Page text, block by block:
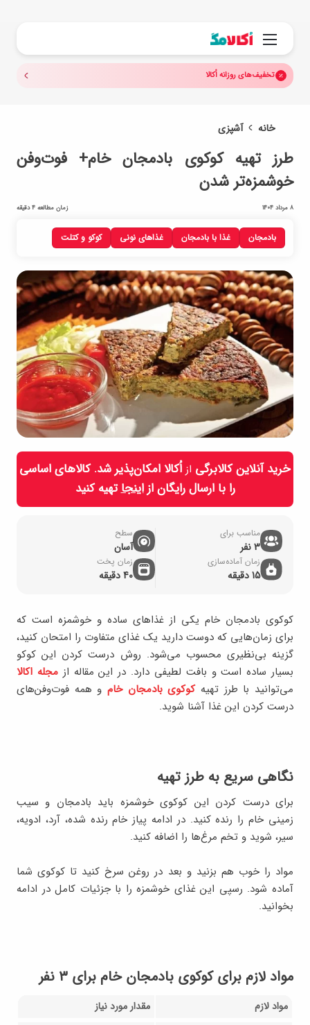
منو
تخفیف‌های روزانه اُکالا
خانه آشپزی
بادمجان غذا با بادمجان غذاهای نونی کوکو و کتلت
طرز تهیه کوکوی بادمجان خام+ فوت‌وفن
خوشمزه‌تر شدن
8 مرداد 1404 زمان مطالعه 4 دقیقه
خرید آنلاین کالابرگی از اُکالا امکان‌پذیر شد. کالاهای اساسی
را با ارسال رایگان ازاینجاتهیه کنید
مناسب برای
3 نفر
سطح
آسان
زمان آماده‌سازی
15 دقیقه
زمان پخت
40 دقیقه
کوکوی بادمجان خام یکی از غذاهای ساده و خوشمزه است که
برای زمان‌هایی که دوست دارید یک غذای متفاوت را امتحان کنید،
گزینه بی‌نظیری محسوب می‌شود. روش درست کردن این کوکو
بسیار ساده است و بافت لطیفی دارد. در این مقاله از مجله اکالا
می‌توانید با طرز تهیه کوکوی بادمجان خام و همه فوت‌وفن‌های
درست کردن این غذا آشنا شوید.
نگاهی سریع به طرز تهیه
برای درست کردن این کوکوی خوشمزه باید بادمجان و سیب
زمینی خام را رنده کنید. در ادامه پیاز خام رنده شده، آرد، ادویه،
سیر، شوید و تخم مرغ‌ها را اضافه کنید.
مواد را خوب هم بزنید و بعد در روغن سرخ کنید تا کوکوی شما
آماده شود. رسپی این غذای خوشمزه را با جزئیات کامل در ادامه
بخوانید.
مواد لازم برای کوکوی بادمجان خام برای ۳ نفر
مواد لازم
مقدار مورد نیاز